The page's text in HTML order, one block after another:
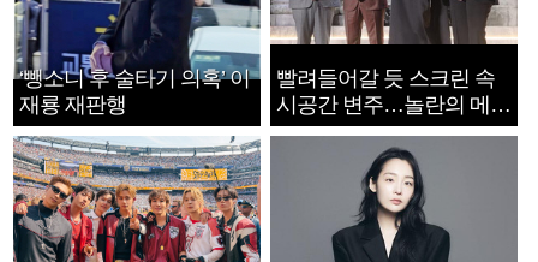
‘뺑소니 후 술타기 의혹’ 이
재룡 재판행
빨려들어갈 듯 스크린 속
시공간 변주…놀란의 메시
지는 ‘전쟁 속죄’